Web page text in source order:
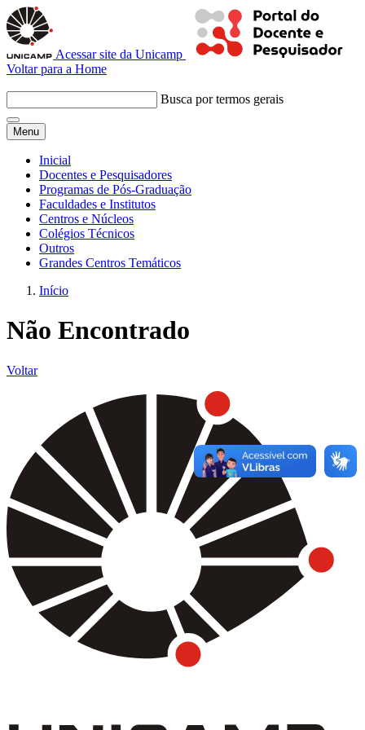
Acessar site da Unicamp
Voltar para a Home
Busca por termos gerais
Menu
Inicial
Docentes e Pesquisadores
Programas de Pós-Graduação
Faculdades e Institutos
Centros e Núcleos
Colégios Técnicos
Outros
Grandes Centros Temáticos
Início
Não Encontrado
Voltar